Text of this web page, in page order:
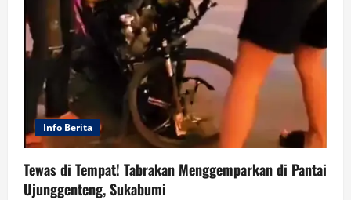
Info Berita
Tewas di Tempat! Tabrakan Menggemparkan di Pantai
Ujunggenteng, Sukabumi